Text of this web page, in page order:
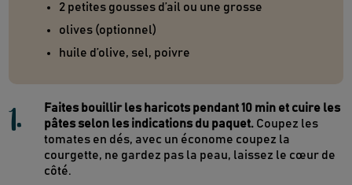
2 petites gousses d’ail ou une grosse
olives (optionnel)
huile d’olive, sel, poivre
1.
Faites bouillir les haricots pendant 10 min et cuire les
pâtes selon les indications du paquet. Coupez les
tomates en dés, avec un économe coupez la
courgette, ne gardez pas la peau, laissez le cœur de
côté.